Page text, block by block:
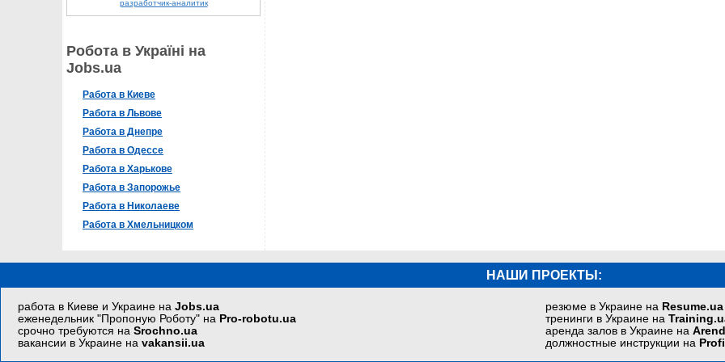
разработчик-аналитик
Робота в Україні на
Jobs.ua
Работа в Киеве
Работа в Львове
Работа в Днепре
Работа в Одессе
Работа в Харькове
Работа в Запорожье
Работа в Николаеве
Работа в Хмельницком
НАШИ ПРОЕКТЫ:
работа в Киеве и Украине наJobs.ua
еженедельник "Пропоную Роботу" на Pro-robotu.ua
срочно требуются наSrochno.ua
вакансии в Украине наvakansii.ua
резюме в Украине на Resume.ua
тренинги в Украине на
аренда залов в Украине на
должностные инструкции на